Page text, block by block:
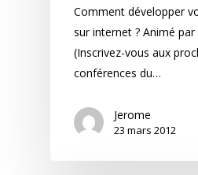
Comment développer
sur internet ? Animé
(Inscrivez-vous aux
conférences du…
Jerome
23 mars 2012